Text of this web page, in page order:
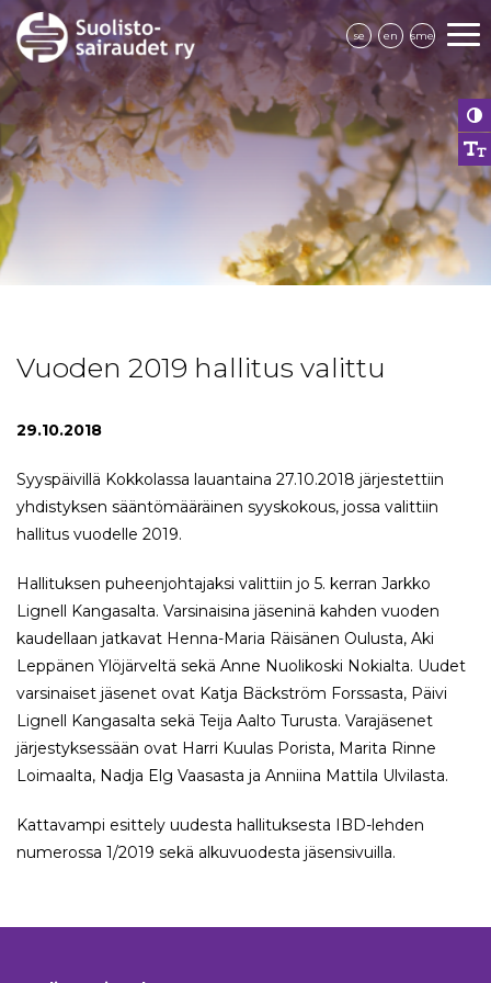
se en sme
Vuoden 2019 hallitus valittu
29.10.2018
Syyspäivillä Kokkolassa lauantaina 27.10.2018 järjestettiin
yhdistyksen sääntömääräinen syyskokous, jossa valittiin
hallitus vuodelle 2019.
Hallituksen puheenjohtajaksi valittiin jo 5. kerran Jarkko
Lignell Kangasalta. Varsinaisina jäseninä kahden vuoden
kaudellaan jatkavat Henna-Maria Räisänen Oulusta, Aki
Leppänen Ylöjärveltä sekä Anne Nuolikoski Nokialta. Uudet
varsinaiset jäsenet ovat Katja Bäckström Forssasta, Päivi
Lignell Kangasalta sekä Teija Aalto Turusta. Varajäsenet
järjestyksessään ovat Harri Kuulas Porista, Marita Rinne
Loimaalta, Nadja Elg Vaasasta ja Anniina Mattila Ulvilasta.
Kattavampi esittely uudesta hallituksesta IBD-lehden
numerossa 1/2019 sekä alkuvuodesta jäsensivuilla.